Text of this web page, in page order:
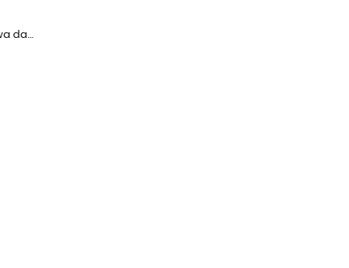
Neutron Jacket - Bluza polarowa damska